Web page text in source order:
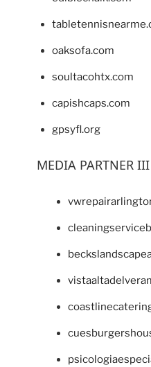
oaksofa.com
soultacohtx.com
capishcaps.com
gpsyfl.org
MEDIA PARTNER III